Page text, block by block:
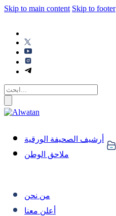
Skip to main content Skip to footer
أرشيف الصحيفة الورقية
ملاحق الوطن
من نحن
أعلن معنا